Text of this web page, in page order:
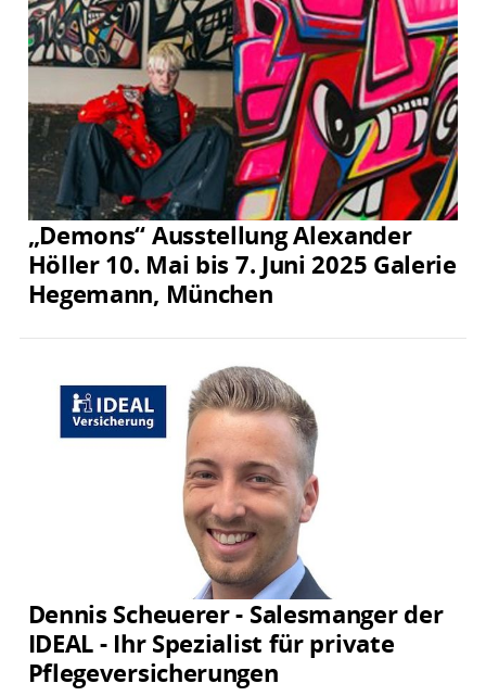
„Demons“ Ausstellung Alexander
Höller 10. Mai bis 7. Juni 2025 Galerie
Hegemann, München
Dennis Scheuerer - Salesmanger der
IDEAL - Ihr Spezialist für private
Pflegeversicherungen